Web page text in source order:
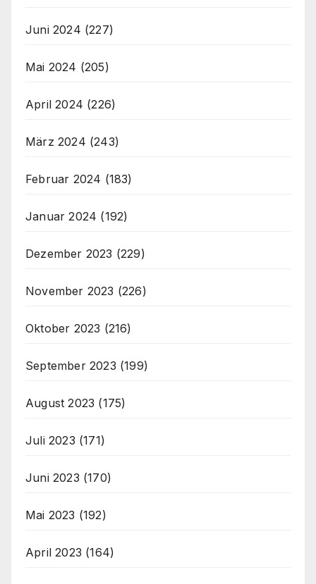
Juni 2024 (227)
Mai 2024 (205)
April 2024 (226)
März 2024 (243)
Februar 2024 (183)
Januar 2024 (192)
Dezember 2023 (229)
November 2023 (226)
Oktober 2023 (216)
September 2023 (199)
August 2023 (175)
Juli 2023 (171)
Juni 2023 (170)
Mai 2023 (192)
April 2023 (164)